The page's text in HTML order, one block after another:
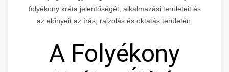
folyékony kréta jelentőségét, alkalmazási területeit és
az előnyeit az írás, rajzolás és oktatás területén.
A Folyékony